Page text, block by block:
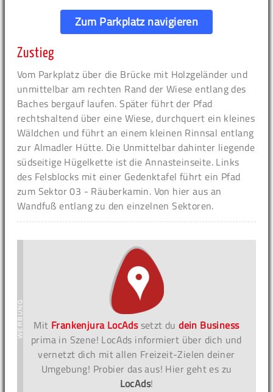
Zum Parkplatz navigieren
Zustieg
Vom Parkplatz über die Brücke mit Holzgeländer und
unmittelbar am rechten Rand der Wiese entlang des
Baches bergauf laufen. Später führt der Pfad
rechtshaltend über eine Wiese, durchquert ein kleines
Wäldchen und führt an einem kleinen Rinnsal entlang
zur Almadler Hütte. Die Unmittelbar dahinter liegende
südseitige Hügelkette ist die Annasteinseite. Links
des Felsblocks mit einer Gedenktafel führt ein Pfad
zum Sektor 03 - Räuberkamin. Von hier aus an
Wandfuß entlang zu den einzelnen Sektoren.
Mit Frankenjura LocAdssetzt dudein Business
prima in Szene! LocAds informiert über dich und
vernetzt dich mit allen Freizeit-Zielen deiner
Umgebung! Probier das aus! Hier geht es zu
LocAds!